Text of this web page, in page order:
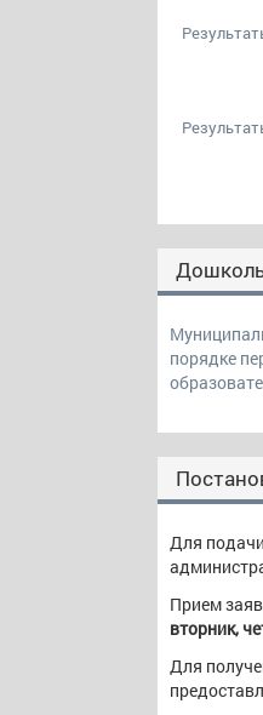
порядке
Для
Прием
вторник,
Для